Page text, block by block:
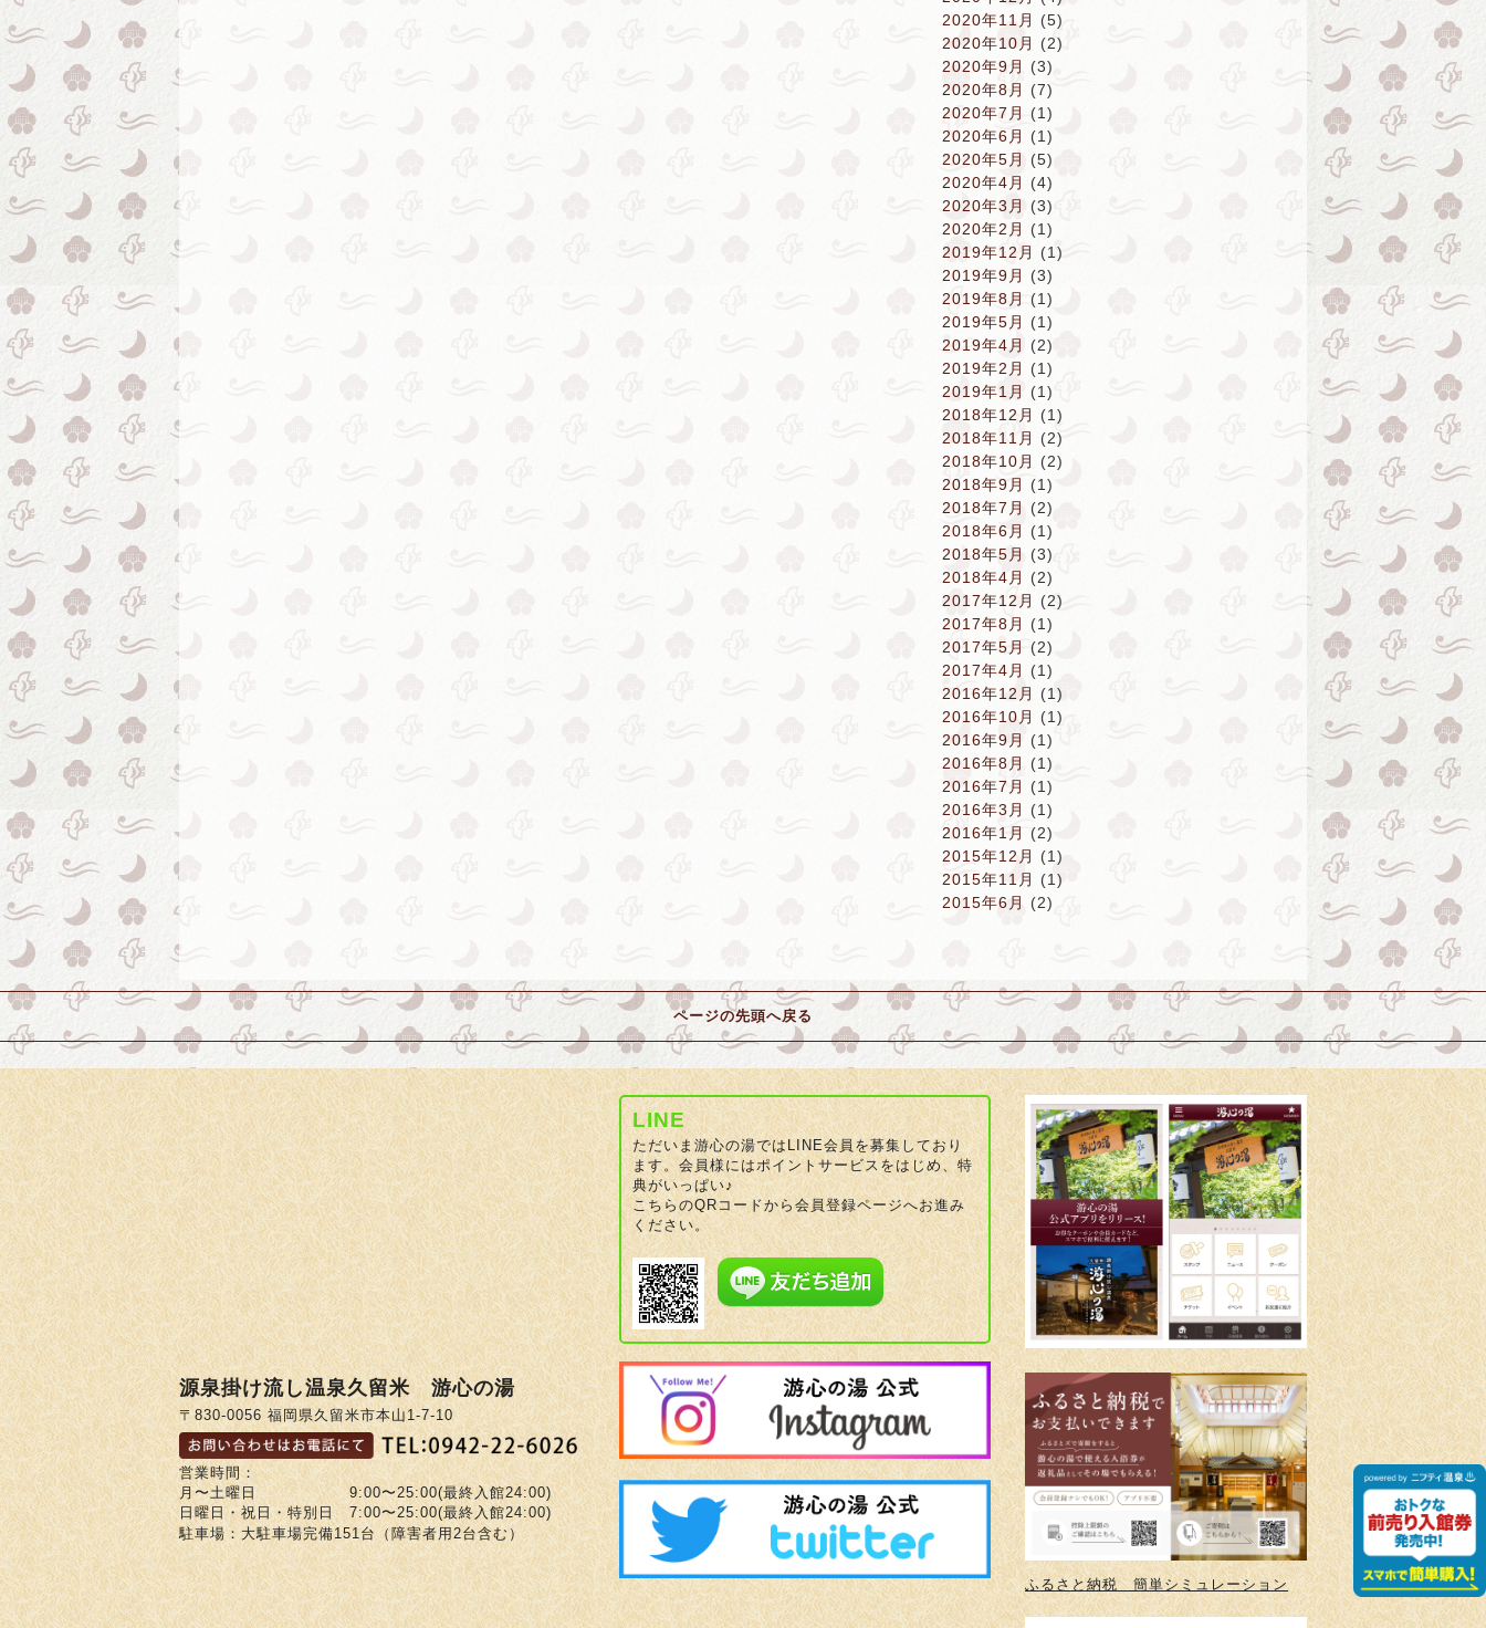
2020年11月 (5)
2020年10月
(2)
2020年9月
(3)
2020年8月
(7)
2020年7月
(1)
2020年6月 (1)
2020年5月 (5)
2020年4月
(4)
2020年3月
(3)
2020年2月
(1)
2019年12月
(1)
2019年9月 (3)
2019年8月
(1)
2019年5月
(1)
2019年4月
(2)
2019年2月 (1)
2019年1月
(1)
2018年12月
(1)
2018年11月
(2)
2018年10月 (2)
2018年9月
(1)
2018年7月
(2)
2018年6月 (1)
2018年5月
(3)
2018年4月
(2)
2017年12月
(2)
2017年8月
(1)
2017年5月 (2)
2017年4月
(1)
2016年12月
(1)
2016年10月
(1)
2016年9月
(1)
2016年8月 (1)
2016年7月 (1)
2016年3月
(1)
2016年1月
(2)
2015年12月
(1)
2015年11月
(1)
2015年6月
(2)
ページの先頭へ戻る
源泉掛け流し温泉久留米 游心の湯
〒830-0056 福岡県久留米市本山1-7-10
営業時間：
月〜土曜日 9:00〜25:00(最終入館24:00)
日曜日・祝日・特別日 7:00〜25:00(最終入館24:00)
駐車場：大駐車場完備151台（障害者用2台含む）
LINE
ただいま游心の湯ではLINE会員を募集しており
ます。会員様にはポイントサービスをはじめ、特
典がいっぱい♪
こちらのQRコードから会員登録ページへお進み
ください。
ふるさと納税 簡単シミュレーション